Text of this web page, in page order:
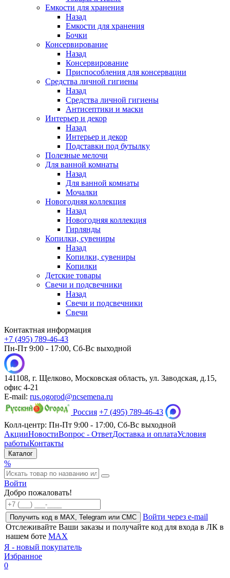
Емкости для хранения
Назад
Емкости для хранения
Бочки
Консервирование
Назад
Консервирование
Приспособления для консервации
Средства личной гигиены
Назад
Средства личной гигиены
Антисептики и маски
Интерьер и декор
Назад
Интерьер и декор
Подставки под бутылку
Полезные мелочи
Для ванной комнаты
Назад
Для ванной комнаты
Мочалки
Новогодняя коллекция
Назад
Новогодняя коллекция
Гирлянды
Копилки, сувениры
Назад
Копилки, сувениры
Копилки
Детские товары
Свечи и подсвечники
Назад
Свечи и подсвечники
Свечи
Контактная информация
+7 (495) 789-46-43
Пн-Пт 9:00 - 17:00, Сб-Вс выходной
141108, г. Щелково, Московская область, ул. Заводская, д.15,
офис 4-21
E-mail: rus.ogorod@ncsemena.ru
Россия +7 (495) 789-46-43
Колл-центр: Пн-Пт 9:00 - 17:00, Сб-Вс выходной
АкцииНовостиВопрос - ОтветДоставка и оплатаУсловия
работыКонтакты
Каталог
%
Войти
Добро пожаловать!
Получить код в MAX, Telegram или СМС
Войти через e-mail
Отслеживайте Ваши заказы и получайте код для входа в ЛК в
нашем боте MAX
Я - новый покупатель
Избранное
0